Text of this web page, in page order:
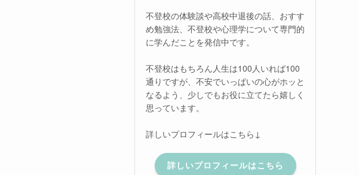
不登校の体験談や高校中退後の話、おすす
め勉強法、不登校や心理学について専門的
に学んだことを発信中です。
不登校はもちろん人生は100人いれば100
通りですが、不安でいっぱいの心がホッと
なるよう、少しでもお役に立てたら嬉しく
思っています。
詳しいプロフィールはこちら↓
詳しいプロフィールはこちら